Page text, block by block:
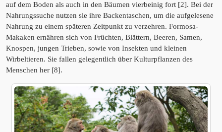
auf dem Boden als auch in den Bäumen vierbeinig fort [2]. Bei der
Nahrungssuche nutzen sie ihre Backentaschen, um die aufgelesene
Nahrung zu einem späteren Zeitpunkt zu verzehren. Formosa-
Makaken ernähren sich von Früchten, Blättern, Beeren, Samen,
Knospen, jungen Trieben, sowie von Insekten und kleinen
Wirbeltieren. Sie fallen gelegentlich über Kulturpflanzen des
Menschen her [8].